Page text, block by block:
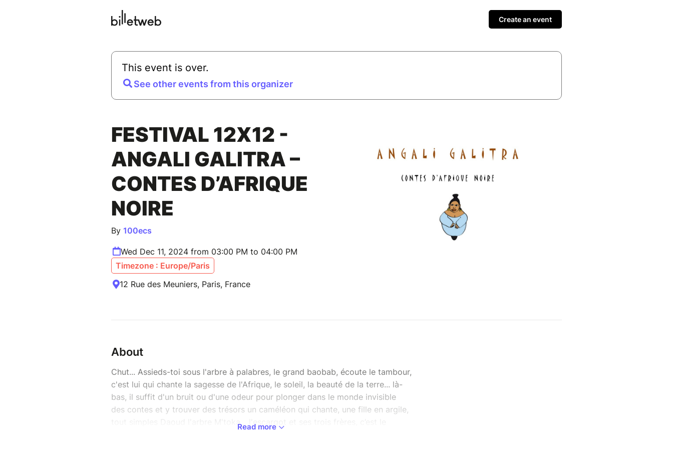
Create an event
This event is over.
See other events from this organizer
FESTIVAL 12X12 -
ANGALI GALITRA –
CONTES D’AFRIQUE
NOIRE
By 100ecs
Wed Dec 11, 2024 from 03:00 PM to 04:00 PM
Timezone : Europe/Paris
12 Rue des Meuniers, Paris, France
About
Chut... Assieds-toi sous l'arbre à palabres, le grand baobab, écoute le tambour,
c'est lui qui chante la sagesse de l'Afrique, le soleil, la beauté de la terre... là-
bas, il suffit d'un bruit ou d'une odeur pour plonger dans le monde invisible
des contes et y trouver des trésors un caméléon qui chante, une fille en argile,
tout simples Daoud l'arbre M'toka... l'escargot et ses trois frères, c’est le
Read more